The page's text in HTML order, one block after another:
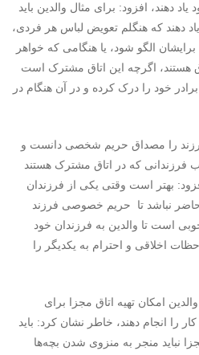
دهند، افزود: برای مثال والدین باید
دهند که هنگلم تعویض لباس هر فردی،
الگو شود، یا هنگامی که خواهر
هستند، اگرچه این اتاق مشترک است
خود را درک کرده و در آن هنگام در
را مصداق حریم شخصی دانست و
فرزندانی که در اتاق مشترک هستند
بهتر است وقتی یکی از فرزندان
نباشد تا حریم خصوصی فرزند
است تا والدین به فرزندان خود
اخلاقی و احترام به یکدیگر را
امکان تهیه اتاق مجزا برای
را انجام دهند، خاطر نشان کرد: باید
نباید منجر به منزوی شدن بچه‌ها